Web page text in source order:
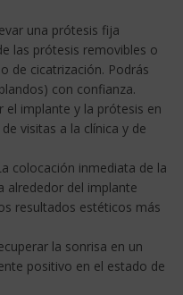
una prótesis fija
las prótesis removibles o
de cicatrización. Podrás
con confianza.
el implante y la prótesis en
visitas a la clínica y de
colocación inmediata de la
alrededor del implante
resultados estéticos más
la sonrisa en un
positivo en el estado de